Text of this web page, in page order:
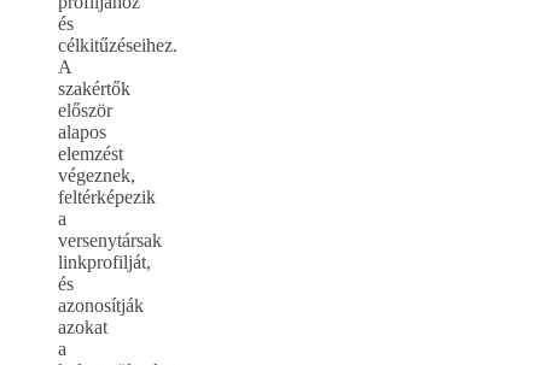
és
célkitűzéseihez.
A
szakértők
először
alapos
elemzést
végeznek,
feltérképezik
a
versenytársak
linkprofilját,
és
azonosítják
azokat
a